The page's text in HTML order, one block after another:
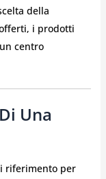
della
i prodotti
centro
Una
riferimento per